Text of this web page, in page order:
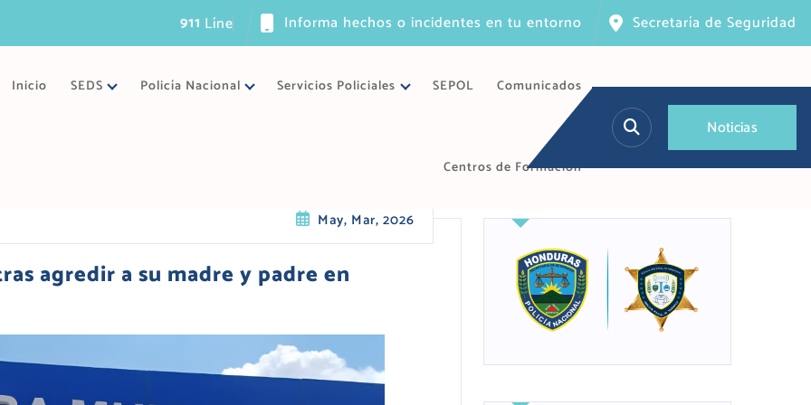
eaú nica Informa hechos o incidentes en tu entorno Secretaría de Seguridad
Inicio SEDS Policía Nacional Servicios Policiales SEPOL Comunicados
Centros de Formación
Noticias
May, Mar, 2026
agredir a su madre y padre en